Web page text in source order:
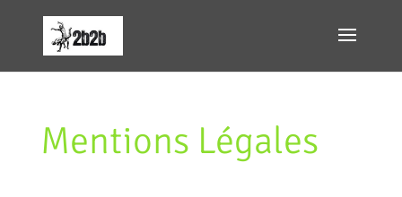
Mentions Légales